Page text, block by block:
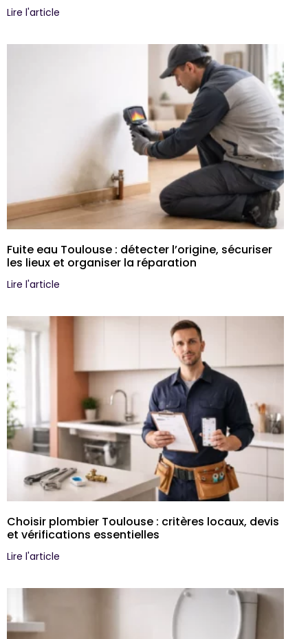
Lire l'article
Fuite eau Toulouse : détecter l’origine, sécuriser
les lieux et organiser la réparation
Lire l'article
Choisir plombier Toulouse : critères locaux, devis
et vérifications essentielles
Lire l'article